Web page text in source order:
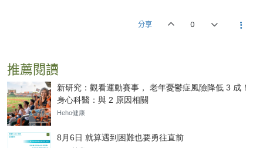
分享 0
推薦閱讀